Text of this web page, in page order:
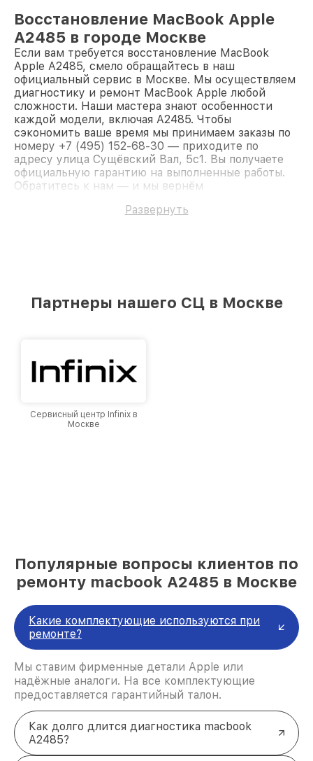
Восстановление MacBook Apple
A2485 в городе Москве
Если вам требуется восстановление MacBook
Apple A2485, смело обращайтесь в наш
официальный сервис в Москве. Мы осуществляем
диагностику и ремонт MacBook Apple любой
сложности. Наши мастера знают особенности
каждой модели, включая A2485. Чтобы
сэкономить ваше время мы принимаем заказы по
номеру +7 (495) 152-68-30 — приходите по
адресу улица Сущёвский Вал, 5с1. Вы получаете
официальную гарантию на выполненные работы.
Обратитесь к нам — и мы вернём
Развернуть
Партнеры нашего СЦ в Москве
Сервисный центр Infinix в
Москве
Популярные вопросы клиентов по
ремонту macbook A2485 в Москве
Какие комплектующие используются при
ремонте?
Мы ставим фирменные детали Apple или
надёжные аналоги. На все комплектующие
предоставляется гарантийный талон.
Как долго длится диагностика macbook
A2485?